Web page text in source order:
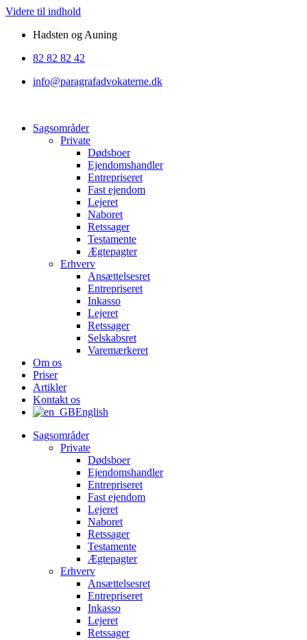
Videre til indhold
Hadsten og Auning
82 82 82 42
info@paragrafadvokaterne.dk
Sagsområder
Private
Dødsboer
Ejendomshandler
Entrepriseret
Fast ejendom
Lejeret
Naboret
Retssager
Testamente
Ægtepagter
Erhverv
Ansættelsesret
Entrepriseret
Inkasso
Lejeret
Retssager
Selskabsret
Varemærkeret
Om os
Priser
Artikler
Kontakt os
English
Sagsområder
Private
Dødsboer
Ejendomshandler
Entrepriseret
Fast ejendom
Lejeret
Naboret
Retssager
Testamente
Ægtepagter
Erhverv
Ansættelsesret
Entrepriseret
Inkasso
Lejeret
Retssager